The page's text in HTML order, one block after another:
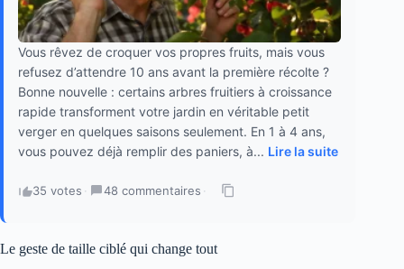
Vous rêvez de croquer vos propres fruits, mais vous
refusez d’attendre 10 ans avant la première récolte ?
Bonne nouvelle : certains arbres fruitiers à croissance
rapide transforment votre jardin en véritable petit
verger en quelques saisons seulement. En 1 à 4 ans,
vous pouvez déjà remplir des paniers, à... Lire la suite
35 votes · 48 commentaires ·
Le geste de taille ciblé qui change tout